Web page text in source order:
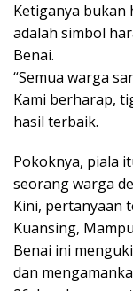
Ketiganya bukan
adalah simbol
Benai.
“Semua warga
Kami berharap,
hasil terbaik.
Pokoknya, piala
seorang warga
Kini, pertanyaan
Kuansing,
Benai ini
dan